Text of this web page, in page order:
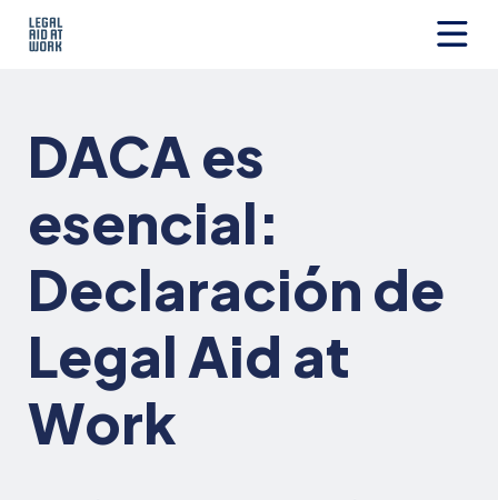
Work
DACA es
esencial:
Declaración de
Legal Aid at
Work